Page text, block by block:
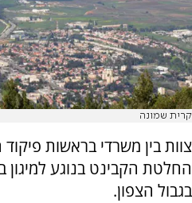
קרית שמונה
צוות בין משרדי בראשות
החלטת הקבינט בנוגע למיגון
בגבול הצפון.